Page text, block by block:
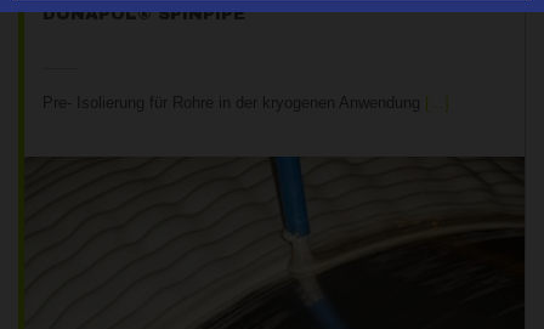
DUNAPOL® SPINPIPE
Pre- Isolierung für Rohre in der kryogenen Anwendung